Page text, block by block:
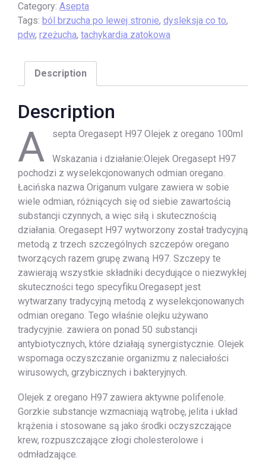
Category: Asepta
Tags: ból brzucha po lewej stronie, dysleksja co to,
pdw, rzeżucha, tachykardia zatokowa
Description
Description
A septa Oregasept H97 Olejek z oregano 100ml
Wskazania i działanie:Olejek Oregasept H97
pochodzi z wyselekcjonowanych odmian oregano.
Łacińska nazwa Origanum vulgare zawiera w sobie
wiele odmian, różniących się od siebie zawartością
substancji czynnych, a więc siłą i skutecznością
działania. Oregasept H97 wytworzony został tradycyjną
metodą z trzech szczególnych szczepów oregano
tworzących razem grupę zwaną H97. Szczepy te
zawierają wszystkie składniki decydujące o niezwykłej
skuteczności tego specyfiku.Oregasept jest
wytwarzany tradycyjną metodą z wyselekcjonowanych
odmian oregano. Tego właśnie olejku używano
tradycyjnie. zawiera on ponad 50 substancji
antybiotycznych, które działają synergistycznie. Olejek
wspomaga oczyszczanie organizmu z naleciałości
wirusowych, grzybicznych i bakteryjnych.
Olejek z oregano H97 zawiera aktywne polifenole.
Gorzkie substancje wzmacniają wątrobę, jelita i układ
krążenia i stosowane są jako środki oczyszczające
krew, rozpuszczające złogi cholesterolowe i
odmładzające.